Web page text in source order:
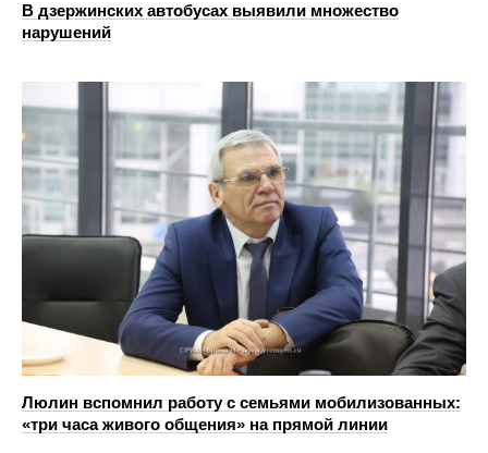
В дзержинских автобусах выявили множество
нарушений
Люлин вспомнил работу с семьями мобилизованных:
«три часа живого общения» на прямой линии